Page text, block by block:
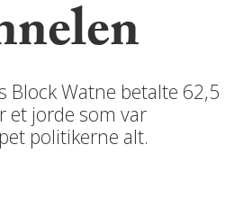
Block Watne betalte 62,5
et jorde som var
politikerne alt.